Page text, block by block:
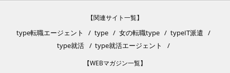
【関連サイト一覧】
type転職エージェント type 女の転職type
typeIT派遣
type就活
type就活エージェント
【WEBマガジン一覧】